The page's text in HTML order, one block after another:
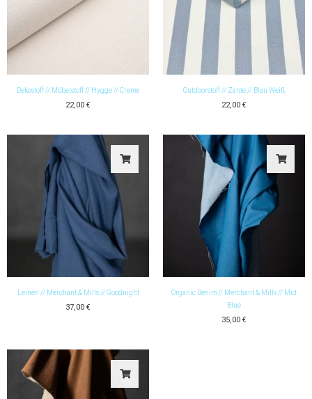
Dekostoff // Möbelstoff // Hygge // Creme
22,00 €
Outdoorstoff // Zante // Blau Weiß
22,00 €
Leinen // Merchant & Mills // Goodnight
37,00 €
Organic Denim // Merchant & Mills // Mid
Blue
35,00 €